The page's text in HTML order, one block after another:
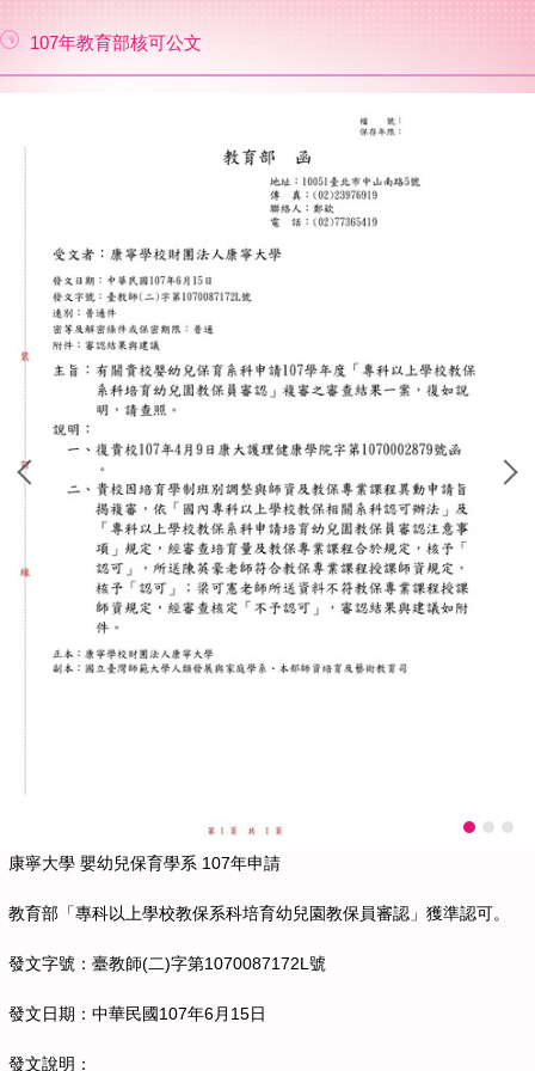
107年教育部核可公文
康寧大學 嬰幼兒保育學系 107年申請
教育部「專科以上學校教保系科培育幼兒園教保員審認」獲準認可。
發文字號：臺教師(二)字第1070087172L號
發文日期：中華民國107年6月15日
發文說明：